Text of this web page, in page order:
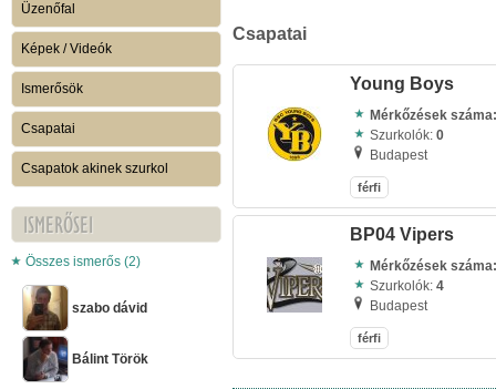
Üzenőfal
Képek / Videók
Ismerősök
Csapatai
Csapatok akinek szurkol
ISMERŐSEI
Összes ismerős (2)
szabo dávid
Bálint Török
Csapatai
Young Boys
Mérkőzések
Szurkolók: 0
Budapest
férfi
BP04 Vipers
Mérkőzések
Szurkolók: 4
Budapest
férfi